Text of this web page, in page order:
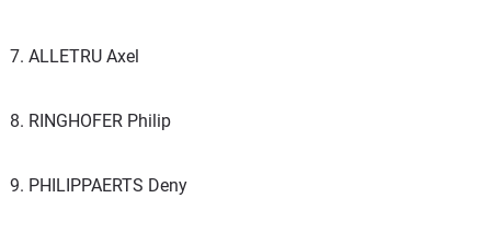
7. ALLETRU Axel
8. RINGHOFER Philip
9. PHILIPPAERTS Deny